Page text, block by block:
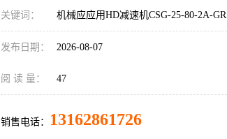
关键词： 机械应应用HD减速机CSG-25-80-2A-GR
发布日期： 2026-08-07
阅 读 量： 47
销售电话： 13162861726